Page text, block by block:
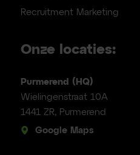
Recruitment Marketing
Onze locaties:
Purmerend (HQ)
Wielingenstraat 10A
1441 ZR, Purmerend
Google Maps